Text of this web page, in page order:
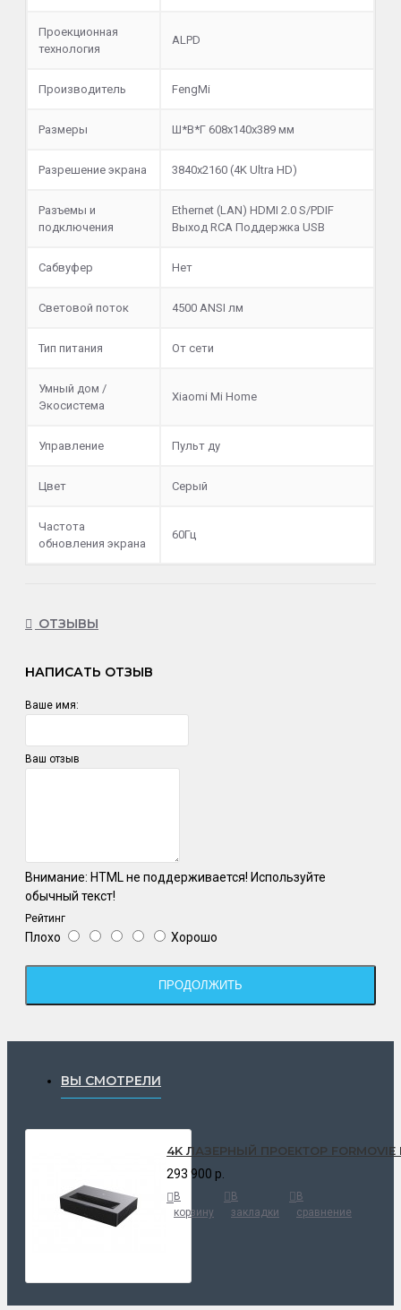
Проекционная
технология
ALPD
Производитель FengMi
Размеры Ш*В*Г 608х140х389 мм
Разрешение экрана 3840x2160 (4K Ultra HD)
Разъемы и
подключения
Ethernet (LAN) HDMI 2.0 S/PDIF
Выход RCA Поддержка USB
Сабвуфер Нет
Световой поток 4500 ANSI лм
Тип питания От сети
Умный дом /
Экосистема
Xiaomi Mi Home
Управление Пульт ду
Цвет Серый
Частота
обновления экрана
60Гц
ОТЗЫВЫ
НАПИСАТЬ ОТЗЫВ
Ваше имя:
Ваш отзыв
Внимание: HTML не поддерживается! Используйте
обычный текст!
Рейтинг
Плохо Хорошо
ПРОДОЛЖИТЬ
ВЫ СМОТРЕЛИ
4K ЛАЗЕРНЫЙ ПРОЕКТОР FORMOVIE
293 900 р.
В
корзину
В
закладки
В
сравнение